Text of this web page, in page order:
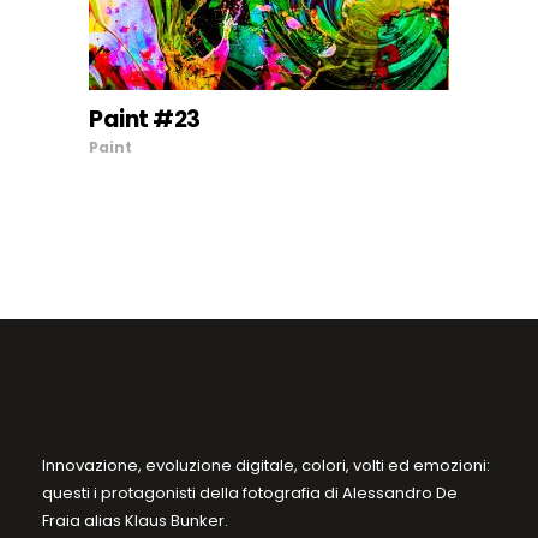
più
varianti.
Le
del
Paint #23
Paint
Innovazione, evoluzione digitale, colori, volti ed emozioni:
questi i protagonisti della fotografia di Alessandro De
Fraia alias Klaus Bunker.